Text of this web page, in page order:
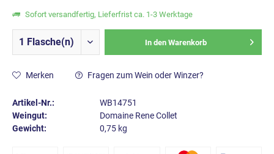
Sofort versandfertig, Lieferfrist ca. 1-3 Werktage
In den Warenkorb
Merken Fragen zum Wein oder Winzer?
Artikel-Nr.:
WB14751
Weingut:
Domaine Rene Collet
Gewicht:
0,75 kg